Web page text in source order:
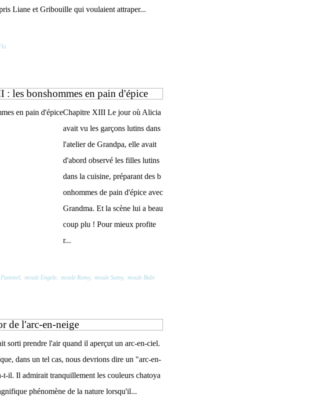
Liane et Gribouille qui voulaient attraper...
les bonshommes en pain d'épice
Chapitre XIII Le jour où Alicia
avait vu les garçons lutins dans
l'atelier de Grandpa, elle avait
d'abord observé les filles lutins
dans la cuisine, préparant des b
onhommes de pain d'épice avec
Grandma. Et la scène lui a beau
coup plu ! Pour mieux profite
r...
, moule Engele, moule Romy, moule Samy, moule Bubi
de l'arc-en-neige
sorti prendre l'air quand il aperçut un arc-en-ciel.
dans un tel cas, nous devrions dire un "arc-en-
t-il. Il admirait tranquillement les couleurs chatoya
phénomène de la nature lorsqu'il...